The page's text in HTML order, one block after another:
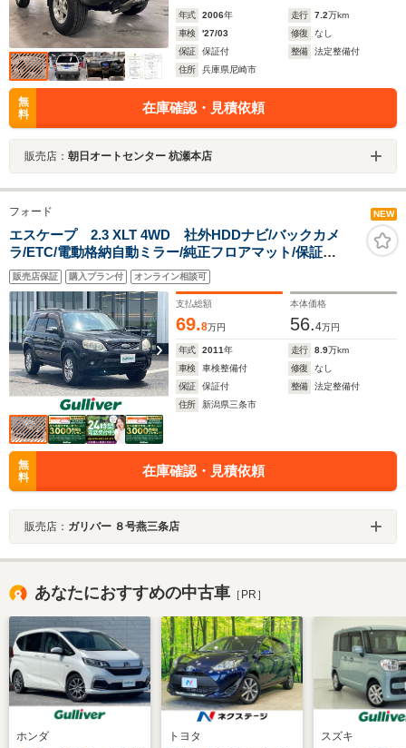
年式 2006年 走行 7.2万km
車検
'27/03 修復
なし
保証
保証付 整備
法定整備付
住所
兵庫県尼崎市
無
料
在庫確認・見積依頼
販売店： 朝日オートセンター 杭瀬本店
フォード NEW
エスケープ 2.3 XLT 4WD 社外HDDナビ/バックカメ
ラ/ETC/電動格納自動ミラー/純正フロアマット/保証
書/AACエアコン/ドアバイザー/ABS/横滑り防止装置/
販売店保証 購入プラン付 オンライン相談可
支払総額
69.8万円
本体価格
56.4万円
年式 2011年 走行 8.9万km
車検
車検整備付 修復
なし
保証
保証付 整備
法定整備付
住所
新潟県三条市
無
料
在庫確認・見積依頼
販売店： ガリバー ８号燕三条店
あなたにおすすめの中古車 ［PR］
ホンダ トヨタ スズキ